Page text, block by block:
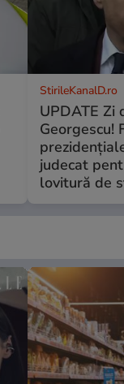
StirileKanalD.ro
UPDATE Zi
Georgescu!
judecat
lovitură de